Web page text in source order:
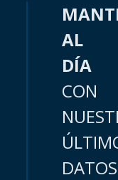
AL
DÍA
CON
DATOS